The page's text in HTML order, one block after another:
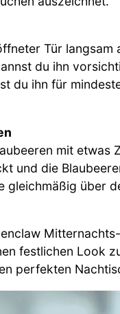
Tür langsam
du ihn
du ihn für
mit
und die
gleichmäßig über
festlichen Look
perfekten